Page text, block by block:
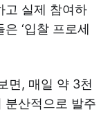
고 실제 참여하
‘입찰 프로세
면, 매일 약 3천
분산적으로 발주